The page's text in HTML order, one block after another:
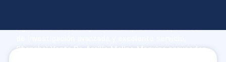
Agarrando fuerte capacidad de producción, fuerza
Shanghai Venta De Arcilla Molino Maquina proveedor